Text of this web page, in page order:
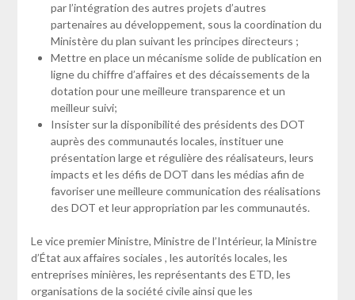
par l’intégration des autres projets d’autres
partenaires au développement, sous la coordination du
Ministère du plan suivant les principes directeurs ;
Mettre en place un mécanisme solide de publication en
ligne du chiffre d’affaires et des décaissements de la
dotation pour une meilleure transparence et un
meilleur suivi;
Insister sur la disponibilité des présidents des DOT
auprès des communautés locales, instituer une
présentation large et régulière des réalisateurs, leurs
impacts et les défis de DOT dans les médias afin de
favoriser une meilleure communication des réalisations
des DOT et leur appropriation par les communautés.
Le vice premier Ministre, Ministre de l’Intérieur, la Ministre
d’État aux affaires sociales , les autorités locales, les
entreprises minières, les représentants des ETD, les
organisations de la société civile ainsi que les